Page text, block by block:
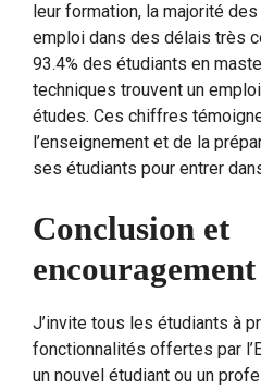
leur formation, la majorité
emploi dans des délais très
93.4% des étudiants en
techniques trouvent un
études. Ces chiffres
l’enseignement et de la
ses étudiants pour entrer
Conclusion et
J’invite tous les étudiants à
fonctionnalités offertes par
un nouvel étudiant ou un